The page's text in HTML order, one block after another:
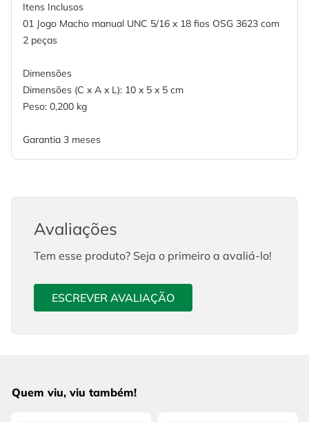
Itens Inclusos
01 Jogo Macho manual UNC 5/16 x 18 fios OSG 3623 com
2 peças
Dimensões
Dimensões (C x A x L): 10 x 5 x 5 cm
Peso: 0,200 kg
Garantia 3 meses
Avaliações
Tem esse produto? Seja o primeiro a avaliá-lo!
ESCREVER AVALIAÇÃO
Quem viu, viu também!